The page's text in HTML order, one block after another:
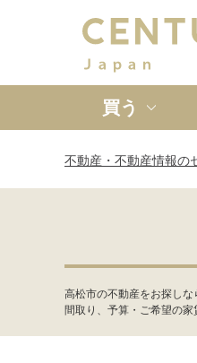
買う
新
不動産・不動産情報の
高松市の不動産をお探し
間取り、予算・ご希望の